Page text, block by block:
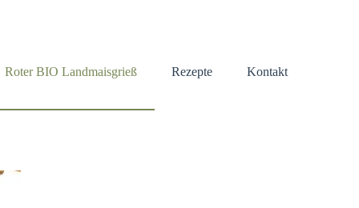
Roter BIO Landmaisgrieß Rezepte Kontakt